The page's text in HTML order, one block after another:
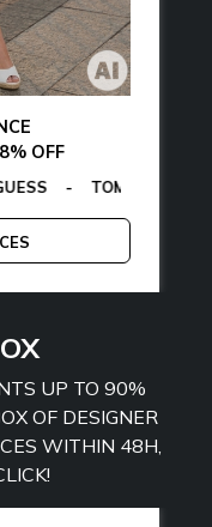
OFF
TOMMY HILFIGER
UP TO 90%
OF DESIGNER
WITHIN 48H,